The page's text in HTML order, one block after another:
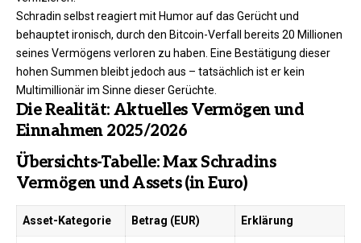
Schradin selbst reagiert mit Humor auf das Gerücht und
behauptet ironisch, durch den Bitcoin-Verfall bereits 20 Millionen
seines Vermögens verloren zu haben. Eine Bestätigung dieser
hohen Summen bleibt jedoch aus – tatsächlich ist er kein
Multimillionär im Sinne dieser Gerüchte.
Die Realität: Aktuelles Vermögen und
Einnahmen 2025/2026
Übersichts-Tabelle: Max Schradins
Vermögen und Assets (in Euro)
Asset-Kategorie Betrag (EUR) Erklärung